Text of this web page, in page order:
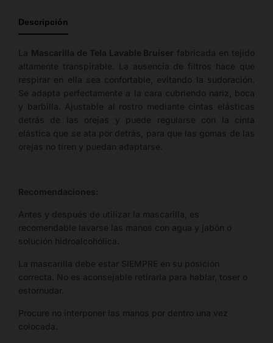
tallas
disponible.
Descripción
La Mascarilla de Tela Lavable Bruiser fabricada en tejido
altamente transpirable. La ausencia de filtros hace que
respirar en ella sea confortable, evitando la sudoración.
Se adapta perfectamente a la cara cubriendo nariz, boca
y barbilla. Ajustable al rostro mediante cintas elásticas
detrás de las orejas y puede regularse con la cinta
elástica que se ata por detrás, para que las gomas de las
orejas no tiren y puedan adaptarse.
Recomendaciones:
Antes y después de utilizar la mascarilla, es
recomendable lavarse las manos con agua y jabón o
solución hidroalcohólica.
La mascarilla debe estar SIEMPRE en su posición
correcta. No es aconsejable retirarla para hablar, toser o
estornudar.
Procure no interponer las manos por dentro una vez
colocada.